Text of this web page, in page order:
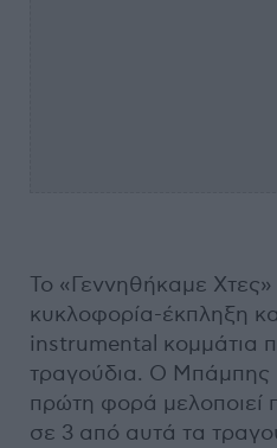
Το «Γεννηθήκαμε Χτες»
κυκλοφορία-έκπληξη
instrumental κομμάτια
τραγούδια. Ο Μπάμπης
πρώτη φορά μελοποιεί
σε 3 από αυτά τα